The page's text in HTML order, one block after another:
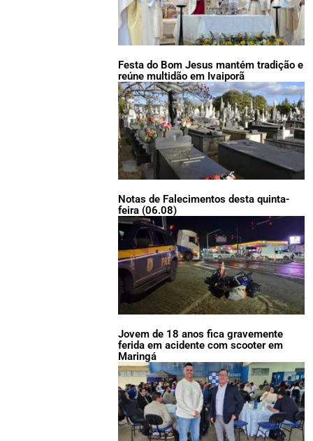
Festa do Bom Jesus mantém tradição e
reúne multidão em Ivaiporã
Notas de Falecimentos desta quinta-
feira (06.08)
Jovem de 18 anos fica gravemente
ferida em acidente com scooter em
Maringá